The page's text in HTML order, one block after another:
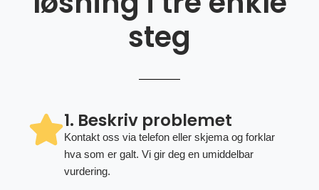
steg
1. Beskriv problemet
Kontakt oss via telefon eller skjema og forklar
hva som er galt. Vi gir deg en umiddelbar
vurdering.